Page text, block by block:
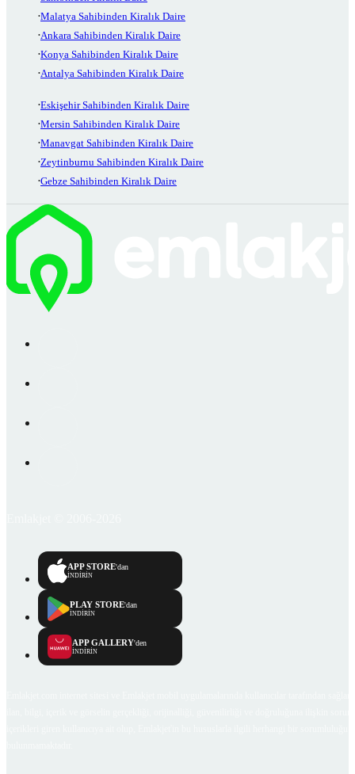
Malatya Sahibinden Kiralık Daire
Ankara Sahibinden Kiralık Daire
Konya Sahibinden Kiralık Daire
Antalya Sahibinden Kiralık Daire
Eskişehir Sahibinden Kiralık Daire
Mersin Sahibinden Kiralık Daire
Manavgat Sahibinden Kiralık Daire
Zeytinburnu Sahibinden Kiralık Daire
Gebze Sahibinden Kiralık Daire
APP STORE'dan
İNDİRİN
PLAY STORE'dan
İNDİRİN
APP GALLERY'den
İNDİRİN